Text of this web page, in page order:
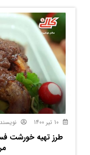
طرز تهیه خورشت